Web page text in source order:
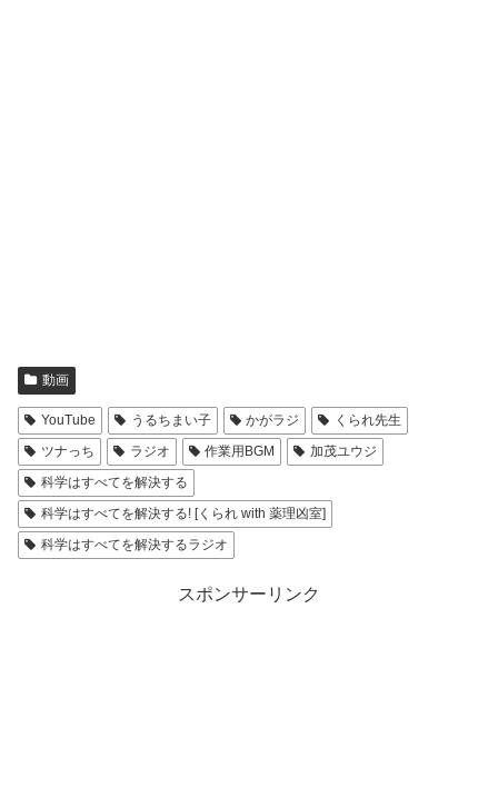
動画
YouTube うるちまい子 かがラジ
くられ先生
ツナっち
ラジオ 作業用BGM
加茂ユウジ
科学はすべてを解決する
科学はすべてを解決する! [くられ with 薬理凶室]
科学はすべてを解決するラジオ
スポンサーリンク